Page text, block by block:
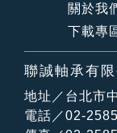
關於我
下載專
聯誠軸承有限
地址／台北市
電話／02-